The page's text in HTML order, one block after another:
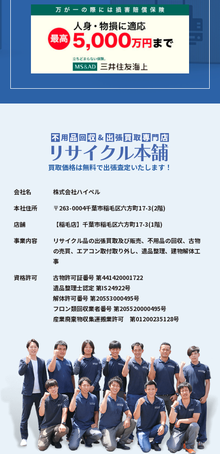
買取価格は無料で出張査定いたします！
会社名
株式会社ハイペル
本社住所
〒263-0004千葉市稲毛区六方町17-3(2階)
店舗
【稲毛店】千葉市稲毛区六方町17-3(1階)
事業内容
リサイクル品の出張買取及び販売、不用品の回収、古物
の売買、エアコン取付取り外し、遺品整理、建物解体工
事
資格許可
古物許可証番号 第441420001722
遺品整理士認定 第IS24922号
解体許可番号 第20553000495号
フロン類回収業者番号 第205520000495号
産業廃棄物収集運搬業許可 第01200235128号